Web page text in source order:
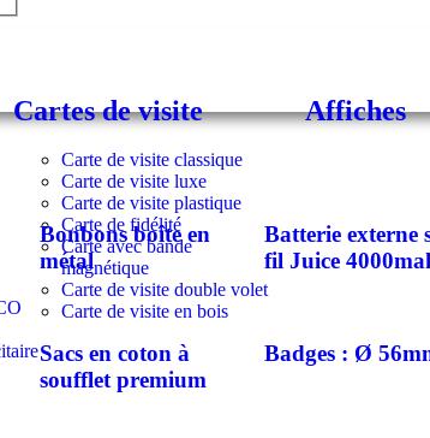
Cartes de visite
Carte de visite classique
Carte de visite luxe
Carte de visite plastique
Carte de fidélité
Carte avec bande
magnétique
Carte de visite double volet
Carte de visite en bois
Affiches
Bonbons boîte en
métal
Batterie externe
fil Juice
Sacs en coton à
soufflet premium
Badges : Ø